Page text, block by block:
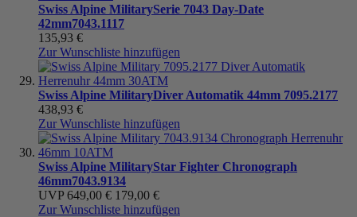
Swiss Alpine MilitarySerie 7043 Day-Date
42mm7043.1117
135,93 €
Zur Wunschliste hinzufügen
Swiss Alpine MilitaryDiver Automatik 44mm 7095.2177
438,93 €
Zur Wunschliste hinzufügen
Swiss Alpine MilitaryStar Fighter Chronograph
46mm7043.9134
UVP 649,00 € 179,00 €
Zur Wunschliste hinzufügen